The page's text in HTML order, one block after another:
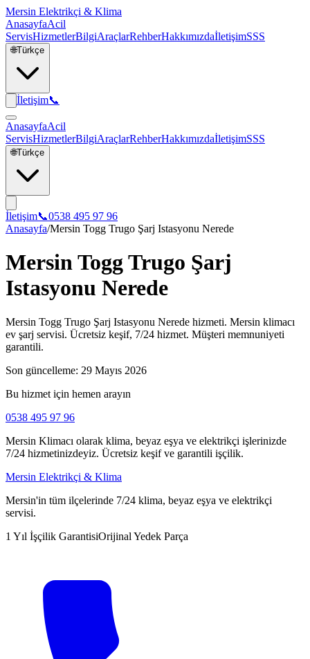
Mersin Elektrikçi & Klima
AnasayfaAcil
ServisHizmetlerBilgiAraçlarRehberHakkımızdaİletişimSSS
🌐Türkçe
İletişim📞
AnasayfaAcil
ServisHizmetlerBilgiAraçlarRehberHakkımızdaİletişimSSS
🌐Türkçe
İletişim📞0538 495 97 96
Anasayfa/Mersin Togg Trugo Şarj Istasyonu Nerede
Mersin Togg Trugo Şarj
Istasyonu Nerede
Mersin Togg Trugo Şarj Istasyonu Nerede hizmeti. Mersin klimacı
ev şarj servisi. Ücretsiz keşif, 7/24 hizmet. Müşteri memnuniyeti
garantili.
Son güncelleme: 29 Mayıs 2026
Bu hizmet için hemen arayın
0538 495 97 96
Mersin Klimacı olarak klima, beyaz eşya ve elektrikçi işlerinizde
7/24 hizmetinizdeyiz. Ücretsiz keşif ve garantili işçilik.
Mersin Elektrikçi & Klima
Mersin'in tüm ilçelerinde 7/24 klima, beyaz eşya ve elektrikçi
servisi.
1 Yıl İşçilik GarantisiOrijinal Yedek Parça